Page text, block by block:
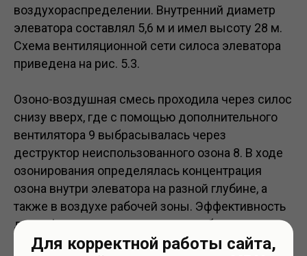
воздухораспределении. Внутренний диаметр
элеватора составлял 5,6 м и имел высоту 28 м.
Схема вентиляционной сети силоса элеватора
приведена на рис. 5.3.
Озоно-воздушная смесь проходила через силос
снизу вверх, где с помощью дополнительного
вентилятора 9 выбрасывалась через
деструктор неиспользованного озона 8. В ходе
озонирования определялась концентрация
озона внутри элеватора на разной глубине, а
также в воздухе рабочей зоны. Эффективность
дезинфекции определялась по гибели
насекомых в биопробах,
Для корректной работы сайта,